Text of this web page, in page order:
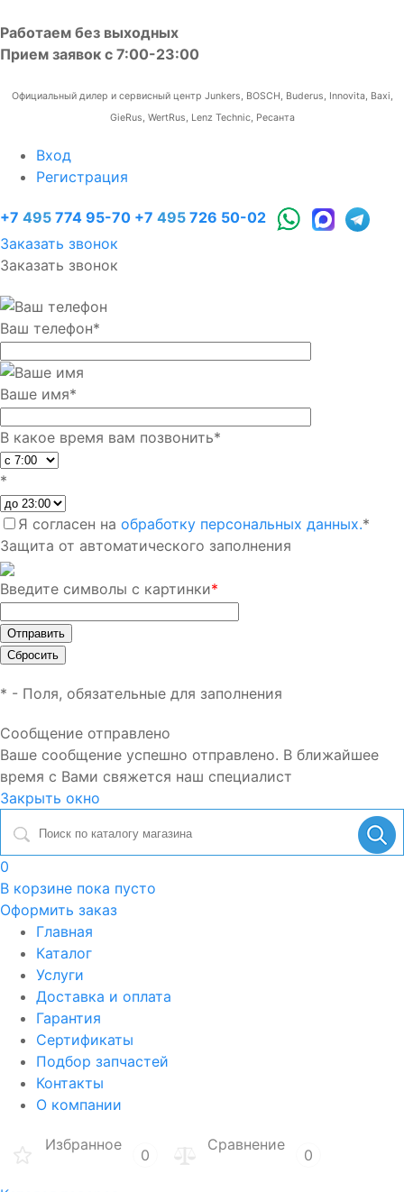
Работаем без выходных
Прием заявок с 7:00-23:00
Официальный дилер и сервисный центр Junkers, BOSCH, Buderus, Innovita, Baxi,
GieRus, WertRus, Lenz Technic, Ресанта
Вход
Регистрация
+7 495 774 95-70 +7 495 726 50-02
Заказать звонок
Заказать звонок
Ваш телефон*
Ваше имя*
В какое время вам позвонить*
*
Я согласен на обработку персональных данных.*
Защита от автоматического заполнения
Введите символы с картинки*
* - Поля, обязательные для заполнения
Сообщение отправлено
Ваше сообщение успешно отправлено. В ближайшее
время с Вами свяжется наш специалист
Закрыть окно
0
В корзине пока пусто
Оформить заказ
Главная
Каталог
Услуги
Доставка и оплата
Гарантия
Сертификаты
Подбор запчастей
Контакты
О компании
Избранное
0
Сравнение
0